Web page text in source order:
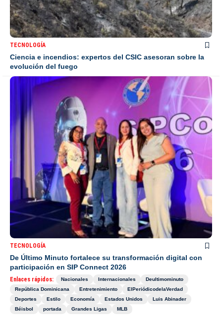
TECNOLOGÍA
Ciencia e incendios: expertos del CSIC asesoran sobre la
evolución del fuego
TECNOLOGÍA
De Último Minuto fortalece su transformación digital con
participación en SIP Connect 2026
Enlaces rápidos: Nacionales Internacionales
Deultimominuto
República Dominicana
Entretenimiento
ElPeriódicodelaVerdad
Deportes
Estilo Economía Estados Unidos
Luis Abinader
Béisbol
portada Grandes Ligas MLB